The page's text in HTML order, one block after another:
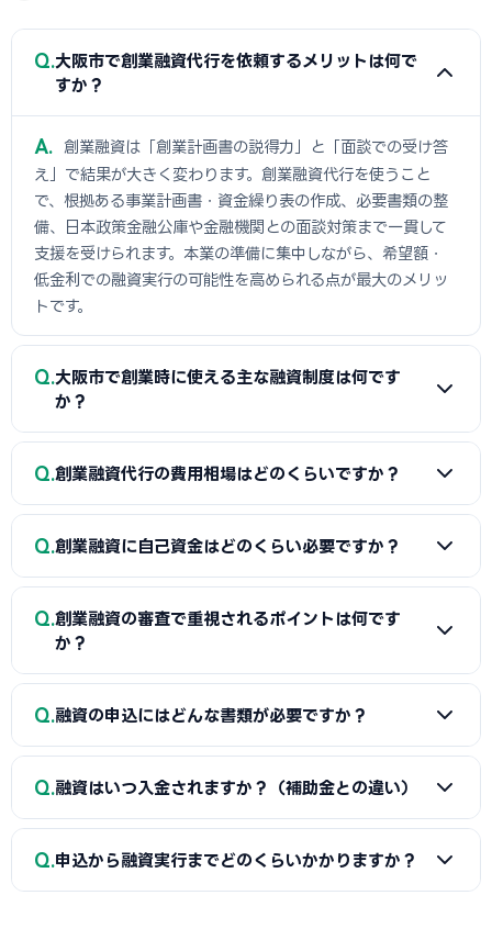
Q 大阪市で創業融資代行を依頼するメリットは何で
すか？
A
創業融資は「創業計画書の説得力」と「面談での受け答
え」で結果が大きく変わります。創業融資代行を使うこと
で、根拠ある事業計画書・資金繰り表の作成、必要書類の整
備、日本政策金融公庫や金融機関との面談対策まで一貫して
支援を受けられます。本業の準備に集中しながら、希望額・
低金利での融資実行の可能性を高められる点が最大のメリッ
トです。
Q 大阪市で創業時に使える主な融資制度は何です
か？
A
日本政策金融公庫の「新規開業資金」、信用保証協会の
薦の「マル経融資」などが中心です。実績の浅い創業期で
も、原則無担保・無保証人で利用できる制度が複数ありま
Q 創業融資代行の費用相場はどのくらいですか？
A
一般的に「着手金（無料〜数万円）＋成功報酬（融資実
所もあります。融資額や難易度で異なるため、契約前に見積
もりと報酬条件を必ず確認しましょう。当サイトでは大阪市
に対応した実績豊富な専門家を無料でご紹介しています。
Q 創業融資に自己資金はどのくらい必要ですか？
A
制度上の自己資金要件は緩和傾向にありますが、実務で
は希望融資額の1〜3割程度の自己資金があると審査で有利と
歴」です。通帳で計画的な資金準備を示せると評価が高まり
ます。一時的な借入による見せ金は逆効果なので避けましょ
Q 創業融資の審査で重視されるポイントは何です
か？
A
①自己資金の額と出所、②事業の経験・スキル、③創業
大阪市の市場環境や自身の強みを踏まえた、堅実かつ実現可
能な計画ほど高く評価されます。創業融資代行はこの作り込
Q 融資の申込にはどんな書類が必要ですか？
A
一般的に、創業計画書、資金繰り表、見積書、自己資金
決算書などが必要です。創業融資代行はこれらの書類作成・
整備と不備チェックを代行し、面談で説明すべき要点まで準
Q 融資はいつ入金されますか？（補助金との違い）
A
融資は補助金と違い「前払い」です。審査通過・契約後
Q 申込から融資実行までどのくらいかかりますか？